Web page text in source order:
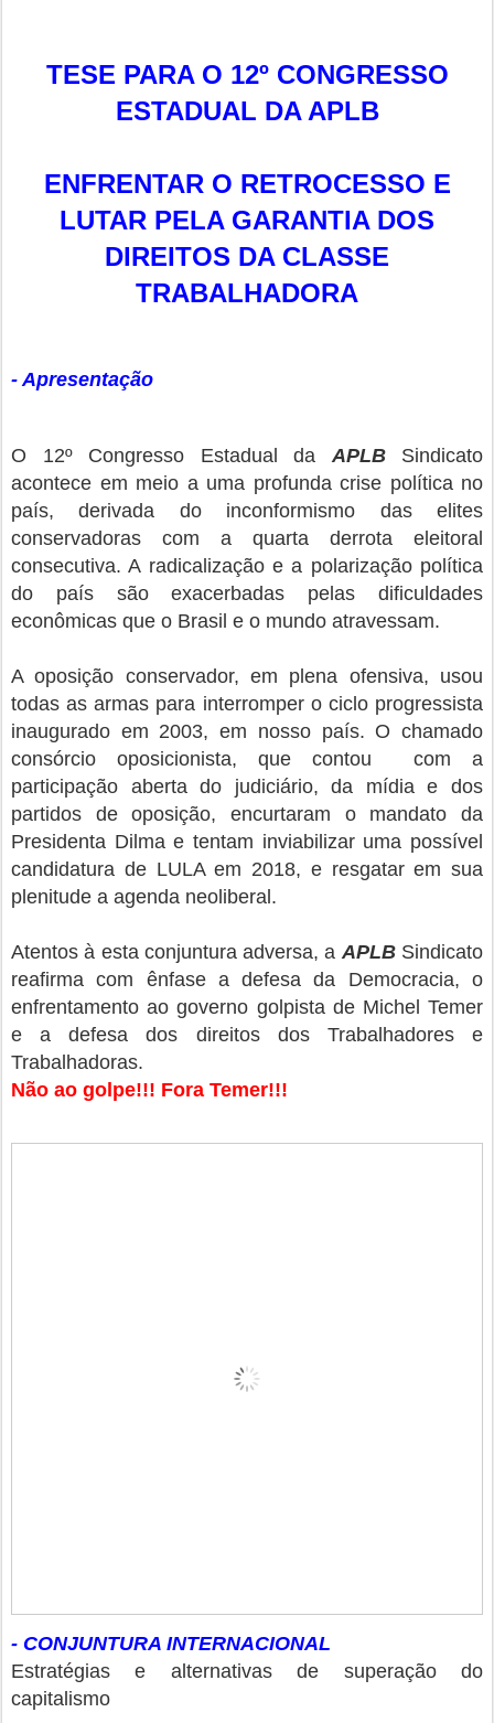
TESE PARA O 12º CONGRESSO
ESTADUAL DA APLB
ENFRENTAR O RETROCESSO E
LUTAR PELA GARANTIA DOS
DIREITOS DA CLASSE
TRABALHADORA
- Apresentação
O 12º Congresso Estadual daAPLBSindicato
acontece em meio a uma profunda crise política no
país, derivada do inconformismo das elites
conservadoras com a quarta derrota eleitoral
consecutiva. A radicalização e a polarização política
do país são exacerbadas pelas dificuldades
econômicas que o Brasil e o mundo atravessam.
A oposição conservador, em plena ofensiva, usou
todas as armas para interromper o ciclo progressista
inaugurado em 2003, em nosso país. O chamado
consórcio oposicionista, que contou com a
participação aberta do judiciário, da mídia e dos
partidos de oposição, encurtaram o mandato da
Presidenta Dilma e tentam inviabilizar uma possível
candidatura de LULA em 2018, e resgatar em sua
plenitude a agenda neoliberal.
Atentos à esta conjuntura adversa, aAPLBSindicato
reafirma com ênfase a defesa da Democracia, o
enfrentamento ao governo golpista de Michel Temer
e a defesa dos direitos dos Trabalhadores e
Trabalhadoras.
Não ao golpe!!! Fora Temer!!!
- CONJUNTURA INTERNACIONAL
Estratégias e alternativas de superação do
capitalismo